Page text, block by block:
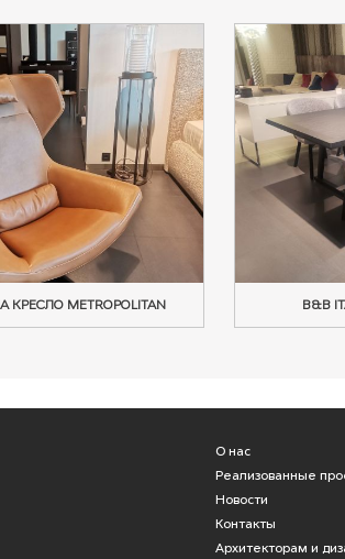
КРЕСЛО METROPOLITAN B&B
О нас
Реализованные
Новости
Контакты
Архитекторам и